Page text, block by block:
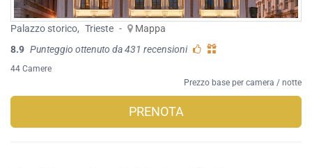
Palazzo storico, Trieste -
Mappa
8.9 Punteggio ottenuto da 431 recensioni
44 Camere
Prezzo base per camera / notte
PRENOTA